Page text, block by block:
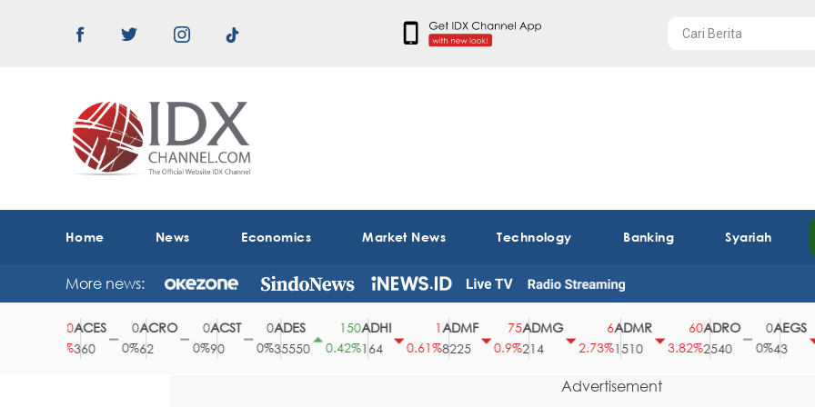
Home News Economics Market News Technology Banking Syariah
More news:
ACES
360
ACRO
62
ACST
90
ADES
35550
0.42%
ADHI
164
0.61%
ADMF
8225
0.9%
ADMG
214
2.73%
ADMR
1510
3.82%
ADRO
2540
AEGS
43
Advertisement